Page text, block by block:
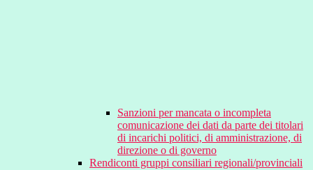
Sanzioni per mancata o incompleta
comunicazione dei dati da parte dei titolari
di incarichi politici, di amministrazione, di
direzione o di governo
Rendiconti gruppi consiliari regionali/provinciali